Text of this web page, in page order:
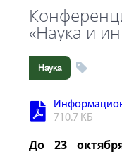
«Наука и
Наука
710.7 КБ
До 23